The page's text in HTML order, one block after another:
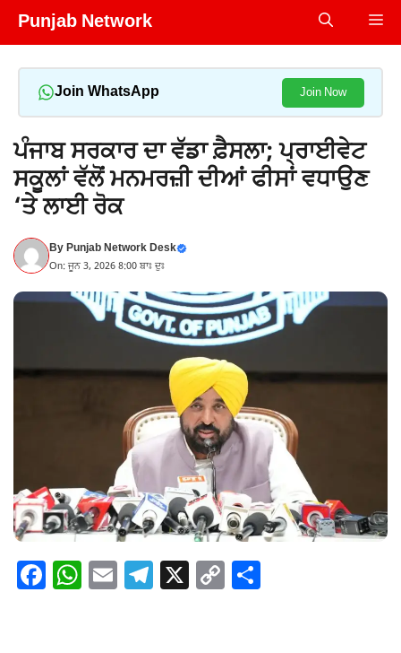
Skip
Punjab Network
Join WhatsApp Join Now
ਪੰਜਾਬ ਸਰਕਾਰ ਦਾ ਵੱਡਾ ਫ਼ੈਸਲਾ; ਪ੍ਰਾਈਵੇਟ
ਸਕੂਲਾਂ ਵੱਲੋਂ ਮਨਮਰਜ਼ੀ ਦੀਆਂ ਫੀਸਾਂ ਵਧਾਉਣ
‘ਤੇ ਲਾਈ ਰੋਕ
ByPunjab Network Desk
On: ਜੂਨ 3, 2026 8:00 ਬਾਃ ਦੁਃ
F W E T X C